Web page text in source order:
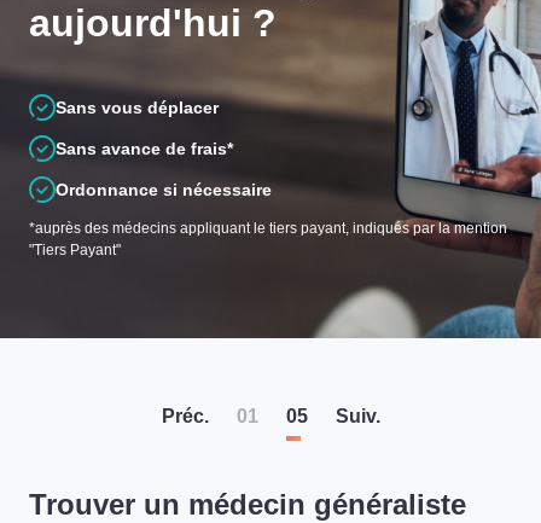
aujourd'hui ?
Sans vous déplacer
Sans avance de frais*
Ordonnance si nécessaire
*auprès des médecins appliquant le tiers payant, indiqués par la mention
"Tiers Payant"
Préc. 01 05 Suiv.
Trouver un médecin généraliste